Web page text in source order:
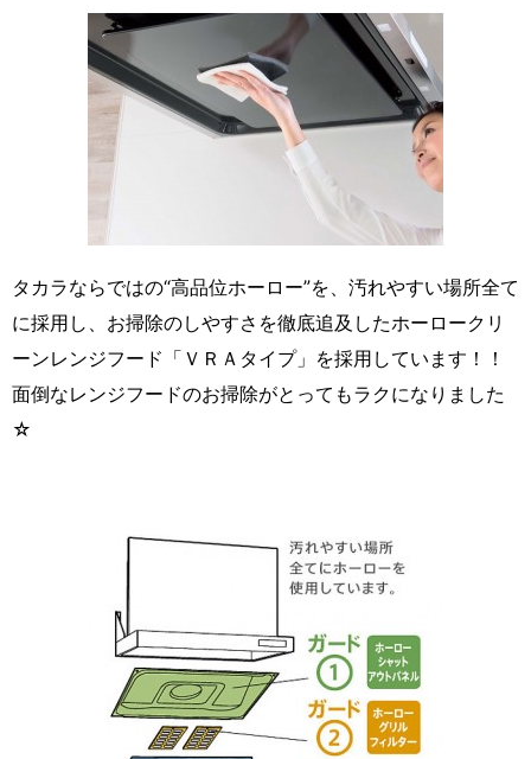
タカラならではの“高品位ホーロー”を、汚れやすい場所全て
に採用し、お掃除のしやすさを徹底追及したホーロークリ
ーンレンジフード「ＶＲＡタイプ」を採用しています！！
面倒なレンジフードのお掃除がとってもラクになりました
☆